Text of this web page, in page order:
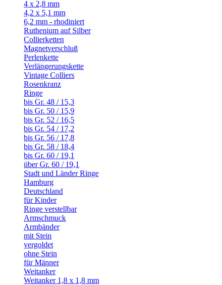
4 x 2,8 mm
4,2 x 5,1 mm
6,2 mm - rhodiniert
Ruthenium auf Silber
Collierketten
Magnetverschluß
Perlenkette
Verlängerungskette
Vintage Colliers
Rosenkranz
Ringe
bis Gr. 48 / 15,3
bis Gr. 50 / 15,9
bis Gr. 52 / 16,5
bis Gr. 54 / 17,2
bis Gr. 56 / 17,8
bis Gr. 58 / 18,4
bis Gr. 60 / 19,1
über Gr. 60 / 19,1
Stadt und Länder Ringe
Hamburg
Deutschland
für Kinder
Ringe verstellbar
Armschmuck
Armbänder
mit Stein
vergoldet
ohne Stein
für Männer
Weitanker
Weitanker 1,8 x 1,8 mm